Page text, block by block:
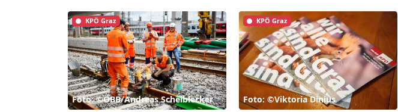
KPÖ Graz
Foto: ©ÖBB/Andreas Scheiblecker
KPÖ Graz
Foto: ©Viktoria Dinius